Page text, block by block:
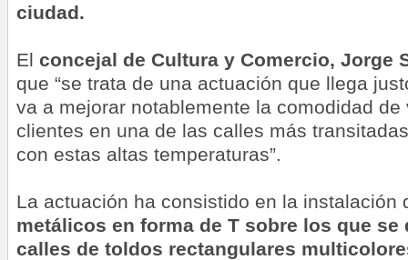
ciudad.
El concejal de Cultura y Comercio, Jorge
que “se trata de una actuación que llega
va a mejorar notablemente la comodidad
clientes en una de las calles más
con estas altas temperaturas”.
La actuación ha consistido en la instalación
metálicos en forma de T sobre los que
calles de toldos rectangulares